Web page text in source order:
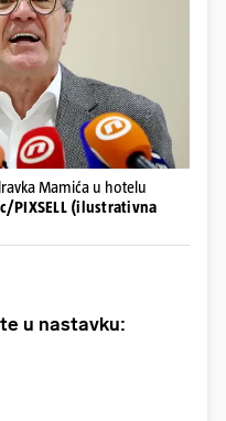
Mamića u hotelu
PIXSELL (ilustrativna
u nastavku: